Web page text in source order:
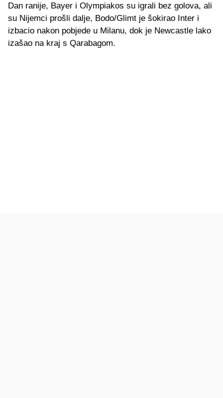
Dan ranije, Bayer i Olympiakos su igrali bez golova, ali
su Nijemci prošli dalje, Bodo/Glimt je šokirao Inter i
izbacio nakon pobjede u Milanu, dok je Newcastle lako
izašao na kraj s Qarabagom.